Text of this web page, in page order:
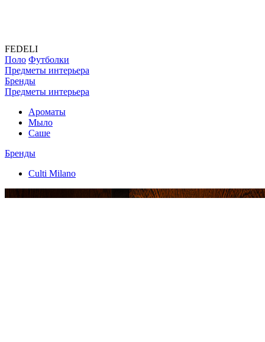
FEDELI
Поло Футболки
Предметы интерьера
Бренды
Предметы интерьера
Ароматы
Мыло
Саше
Бренды
Culti Milano